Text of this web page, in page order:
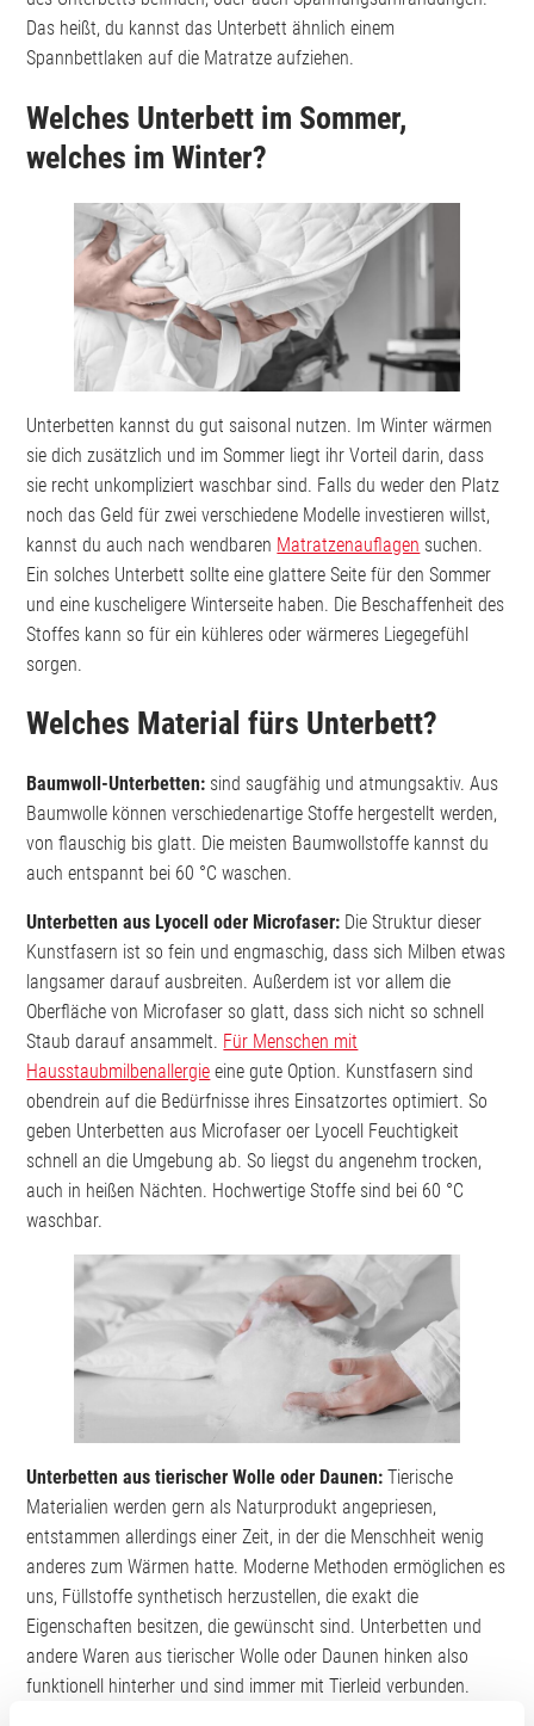
Das heißt, du kannst das Unterbett ähnlich einem
Spannbettlaken auf die Matratze aufziehen.
Welches Unterbett im Sommer,
welches im Winter?
Unterbetten kannst du gut saisonal nutzen. Im Winter wärmen
sie dich zusätzlich und im Sommer liegt ihr Vorteil darin, dass
sie recht unkompliziert waschbar sind. Falls du weder den Platz
noch das Geld für zwei verschiedene Modelle investieren willst,
kannst du auch nach wendbaren Matratzenauflagen suchen.
Ein solches Unterbett sollte eine glattere Seite für den Sommer
und eine kuscheligere Winterseite haben. Die Beschaffenheit des
Stoffes kann so für ein kühleres oder wärmeres Liegegefühl
sorgen.
Welches Material fürs Unterbett?
Baumwoll-Unterbetten: sind saugfähig und atmungsaktiv. Aus
Baumwolle können verschiedenartige Stoffe hergestellt werden,
von flauschig bis glatt. Die meisten Baumwollstoffe kannst du
auch entspannt bei 60 °C waschen.
Unterbetten aus Lyocell oder Microfaser: Die Struktur dieser
Kunstfasern ist so fein und engmaschig, dass sich Milben etwas
langsamer darauf ausbreiten. Außerdem ist vor allem die
Oberfläche von Microfaser so glatt, dass sich nicht so schnell
Staub darauf ansammelt. Für Menschen mit
Hausstaubmilbenallergie eine gute Option. Kunstfasern sind
obendrein auf die Bedürfnisse ihres Einsatzortes optimiert. So
geben Unterbetten aus Microfaser oer Lyocell Feuchtigkeit
schnell an die Umgebung ab. So liegst du angenehm trocken,
auch in heißen Nächten. Hochwertige Stoffe sind bei 60 °C
waschbar.
Unterbetten aus tierischer Wolle oder Daunen: Tierische
Materialien werden gern als Naturprodukt angepriesen,
entstammen allerdings einer Zeit, in der die Menschheit wenig
anderes zum Wärmen hatte. Moderne Methoden ermöglichen es
uns, Füllstoffe synthetisch herzustellen, die exakt die
Eigenschaften besitzen, die gewünscht sind. Unterbetten und
andere Waren aus tierischer Wolle oder Daunen hinken also
funktionell hinterher und sind immer mit Tierleid verbunden.